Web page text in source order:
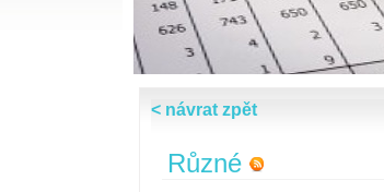
< návrat zpět
Různé